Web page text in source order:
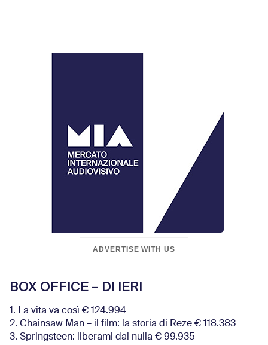
ADVERTISE WITH US
BOX OFFICE – DI IERI
1. La vita va così € 124.994
2. Chainsaw Man – il film: la storia di Reze € 118.383
3. Springsteen: liberami dal nulla € 99.935